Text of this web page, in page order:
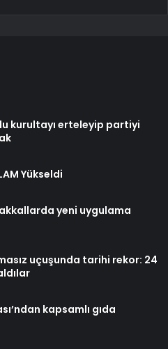
kurultayı erteleyip partiyi
Yükseldi
yeni uygulama
uçuşunda tarihi rekor: 24
kapsamlı gıda